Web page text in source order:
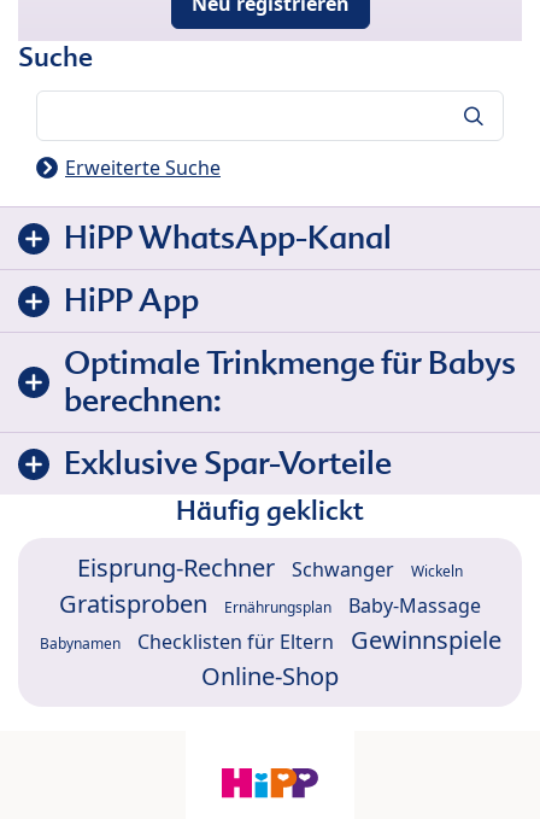
Suche
Erweiterte Suche
HiPP WhatsApp-Kanal
HiPP App
Optimale Trinkmenge für Babys
berechnen:
Exklusive Spar-Vorteile
Häufig geklickt
Eisprung-Rechner Schwanger Wickeln
Gratisproben Ernährungsplan Baby-Massage
Babynamen Checklisten für Eltern
Gewinnspiele
Online-Shop